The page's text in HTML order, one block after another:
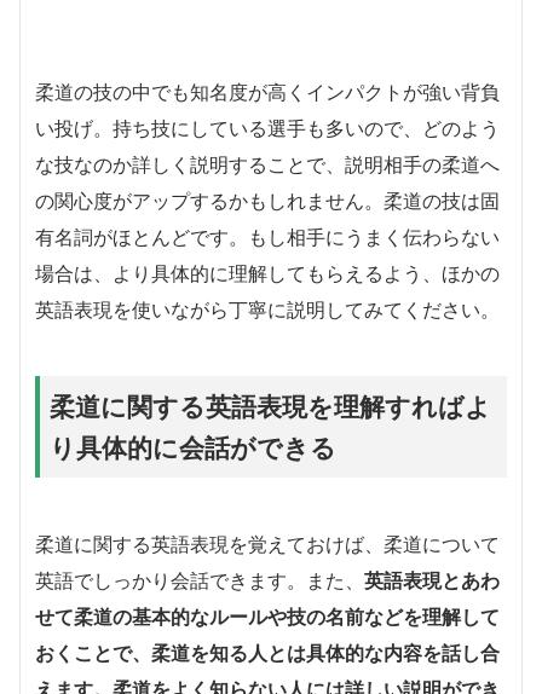
柔道の技の中でも知名度が高くインパクトが強い背負
い投げ。持ち技にしている選手も多いので、どのよう
な技なのか詳しく説明することで、説明相手の柔道へ
の関心度がアップするかもしれません。柔道の技は固
有名詞がほとんどです。もし相手にうまく伝わらない
場合は、より具体的に理解してもらえるよう、ほかの
英語表現を使いながら丁寧に説明してみてください。
柔道に関する英語表現を理解すればよ
り具体的に会話ができる
柔道に関する英語表現を覚えておけば、柔道について
英語でしっかり会話できます。また、 英語表現とあわ
せて柔道の基本的なルールや技の名前などを理解して
おくことで、柔道を知る人とは具体的な内容を話し合
えます。柔道をよく知らない人には詳しい説明ができ